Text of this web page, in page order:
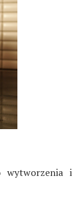
wytworzenia i